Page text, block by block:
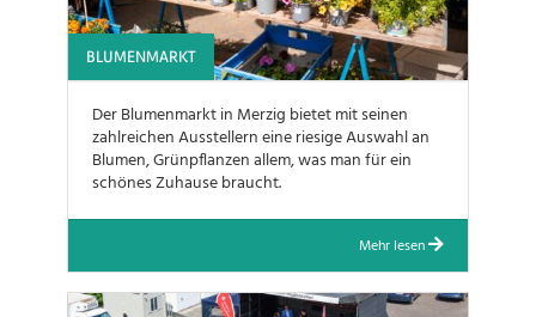
BLUMENMARKT
Der Blumenmarkt in Merzig bietet mit seinen
zahlreichen Ausstellern eine riesige Auswahl an
Blumen, Grünpflanzen allem, was man für ein
schönes Zuhause braucht.
Mehr lesen